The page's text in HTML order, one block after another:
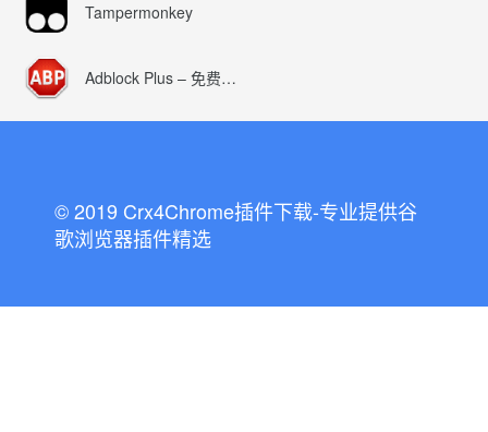
Tampermonkey
Adblock Plus – 免费的广告拦截器
© 2019 Crx4Chrome插件下载-专业提供谷
歌浏览器插件精选